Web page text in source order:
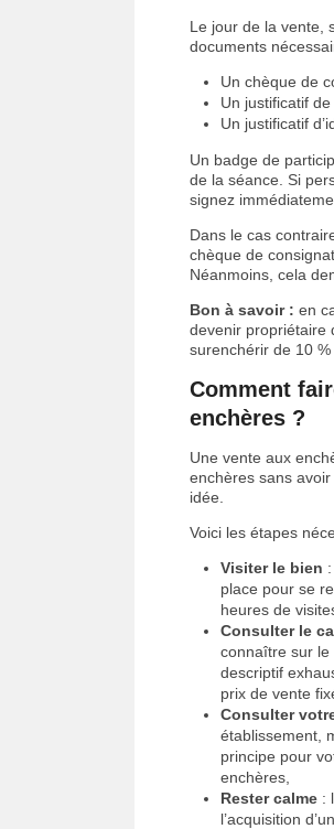
Le jour de la vente,
documents
Un chèque de
Un justificatif de
Un justificatif
Un badge de
de la séance. Si
signez
Dans le cas
chèque de
Néanmoins, cela
Bon à savoir : en
devenir propriétaire
surenchérir de 10
Comment
enchères ?
Une vente aux
enchères sans
idée.
Voici les étapes
Visiter le bien
place pour se
heures de
Consulter le
connaître sur le
descriptif
prix de vente
Consulter
établissement,
principe pour
enchères,
Rester calme :
l’acquisition